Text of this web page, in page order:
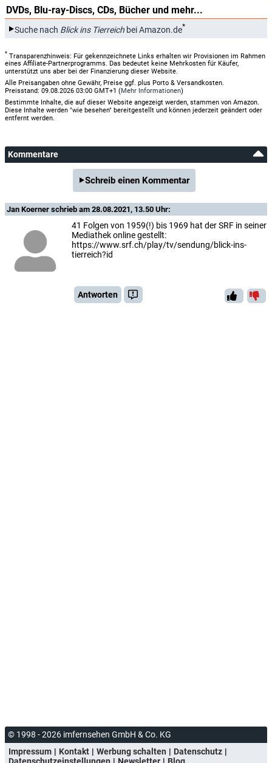
DVDs, Blu-ray-Discs, CDs, Bücher und mehr...
Suche nach Blick ins Tierreich bei Amazon.de*
* Transparenzhinweis: Für gekennzeichnete Links erhalten wir Provisionen im Rahmen
eines Affiliate-Partnerprogramms. Das bedeutet keine Mehrkosten für Käufer,
unterstützt uns aber bei der Finanzierung dieser Website.
Alle Preisangaben ohne Gewähr, Preise ggf. plus Porto & Versandkosten.
Preisstand: 09.08.2026 03:00 GMT+1 (Mehr Informationen)
Bestimmte Inhalte, die auf dieser Website angezeigt werden, stammen von Amazon.
Diese Inhalte werden "wie besehen" bereitgestellt und können jederzeit geändert oder
entfernt werden.
Kommentare
Schreib einen Kommentar
Jan Koerner schrieb am 28.08.2021, 13.50 Uhr:
41 Folgen von 1959(!) bis 1969 hat der SRF in seiner
Mediathek online gestellt:
https://www.srf.ch/play/tv/sendung/blick-ins-
tierreich?id
Antworten
© 1998 - 2026 imfernsehen GmbH & Co. KG
Impressum
Kontakt Werbung schalten
Datenschutz